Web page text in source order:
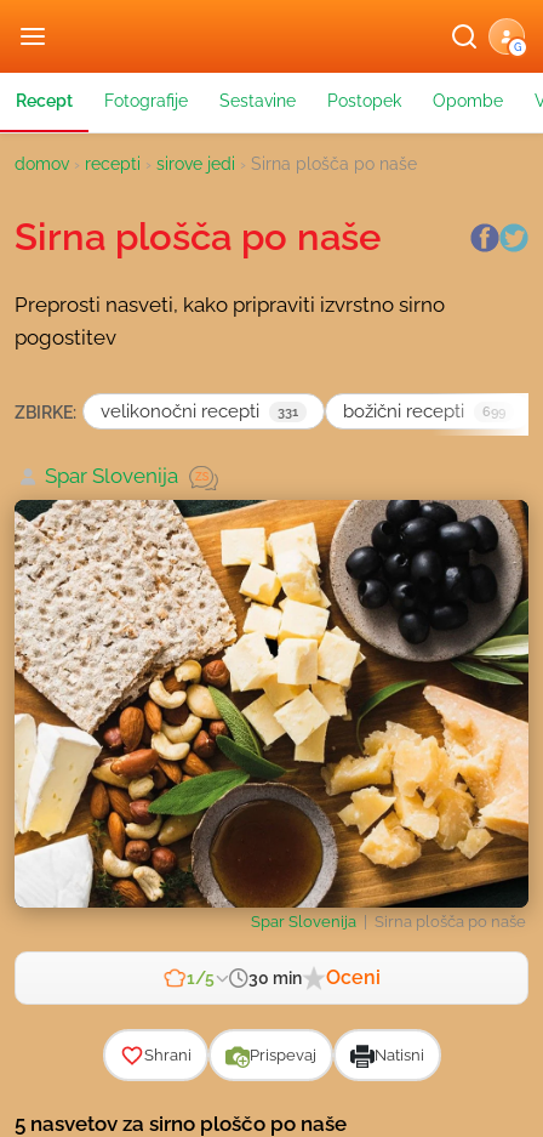
G
Recept Fotografije Sestavine Postopek Opombe
domov › recepti › sirove jedi › Sirna plošča po naše
Sirna plošča po naše
Preprosti nasveti, kako pripraviti izvrstno sirno
pogostitev
ZBIRKE: velikonočni recepti 331 božični recepti 699
Spar Slovenija
Spar Slovenija | Sirna plošča po naše
1/5 30 min Oceni
Shrani Prispevaj Natisni
5 nasvetov za sirno ploščo po naše